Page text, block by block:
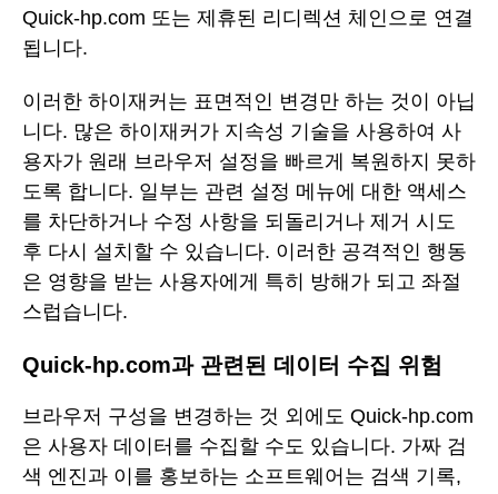
Quick-hp.com 또는 제휴된 리디렉션 체인으로 연결
됩니다.
이러한 하이재커는 표면적인 변경만 하는 것이 아닙
니다. 많은 하이재커가 지속성 기술을 사용하여 사
용자가 원래 브라우저 설정을 빠르게 복원하지 못하
도록 합니다. 일부는 관련 설정 메뉴에 대한 액세스
를 차단하거나 수정 사항을 되돌리거나 제거 시도
후 다시 설치할 수 있습니다. 이러한 공격적인 행동
은 영향을 받는 사용자에게 특히 방해가 되고 좌절
스럽습니다.
Quick-hp.com과 관련된 데이터 수집 위험
브라우저 구성을 변경하는 것 외에도 Quick-hp.com
은 사용자 데이터를 수집할 수도 있습니다. 가짜 검
색 엔진과 이를 홍보하는 소프트웨어는 검색 기록,